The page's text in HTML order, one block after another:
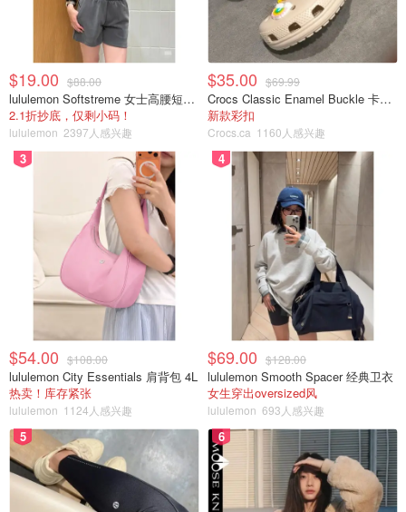
Whitelines Snowboarding
滑雪护目镜
护目镜是非常重要的，尤其是带有隐形眼镜的小伙伴，在高
速运动之下， 寒冷的风夹杂着雪花打向你，很有可能因为
睁不开眼影响视野。另外，在雪山上，雪反射阳光的话会异
常刺眼，所以一副好的护目镜非常重要。我会佩戴两幅镜
片，一副用来遮阳是比较暗的，另外一幅是适用于夜间，防
光效果小，在暗光下可视性高。
$19.00 $88.00
lululemon Softstreme 女士高腰短裤 10cm
2.1折抄底，仅剩小码！
lululemon 2397人感兴趣
$35.00 $69.99
Crocs Classic Enamel Buckle 卡骆驰布扣便鞋
新款彩扣
Crocs.ca 1160人感兴趣
3
$54.00 $108.00
lululemon City Essentials 肩背包 4L
热卖！库存紧张
lululemon 1124人感兴趣
4
$69.00 $128.00
lululemon Smooth Spacer 经典卫衣
女生穿出oversized风
lululemon 693人感兴趣
5 6